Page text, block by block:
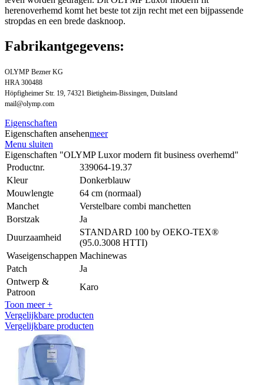
herenoverhemd komt het beste tot zijn recht met een bijpassende
stropdas en een brede dasknoop.
Fabrikantgegevens:
OLYMP Bezner KG
HRA 300488
Höpfigheimer Str. 19, 74321 Bietigheim-Bissingen, Duitsland
mail@olymp.com
Eigenschaften
Eigenschaften ansehenmeer
Menu sluiten
Eigenschaften "OLYMP Luxor modern fit business overhemd"
Productnr.
339064-19.37
Kleur
Donkerblauw
Mouwlengte
64 cm (normaal)
Manchet
Verstelbare combi manchetten
Borstzak
Ja
Duurzaamheid
STANDARD 100 by OEKO-TEX®
(95.0.3008 HTTI)
Waseigenschappen Machinewas
Patch
Ja
Ontwerp &
Patroon
Karo
Toon meer +
Vergelijkbare producten
Vergelijkbare producten